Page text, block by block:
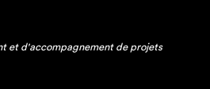
et d'accompagnement de projets